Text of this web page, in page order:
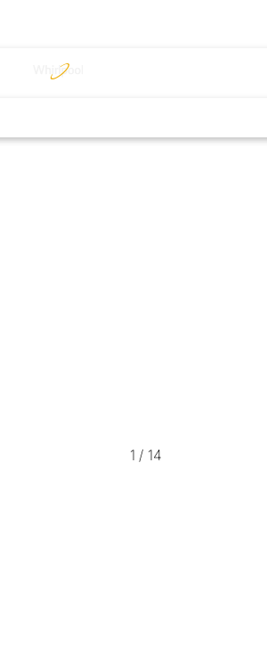
1 / 14